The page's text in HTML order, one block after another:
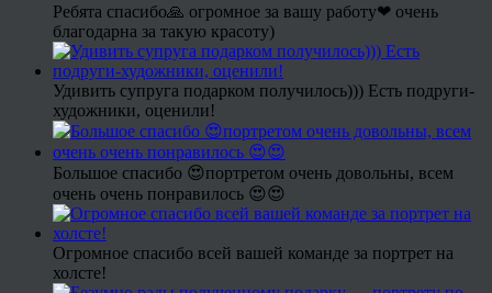
Ребята спасибо🙏 огромное за вашу работу❤ очень
благодарна за такую красоту)
Удивить супруга подарком получилось))) Есть подруги-
художники, оценили!
Большое спасибо 😍портретом очень довольны, всем
очень очень понравилось 😍😍
Огромное спасибо всей вашей команде за портрет на
холсте!